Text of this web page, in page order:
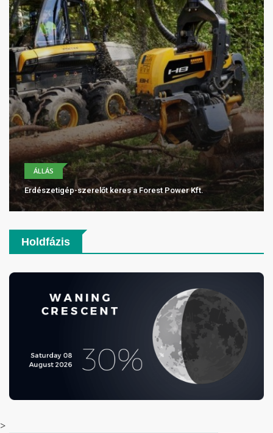
ÁLLÁS
Erdészetigép-szerelőt keres a Forest Power Kft.
Holdfázis
>